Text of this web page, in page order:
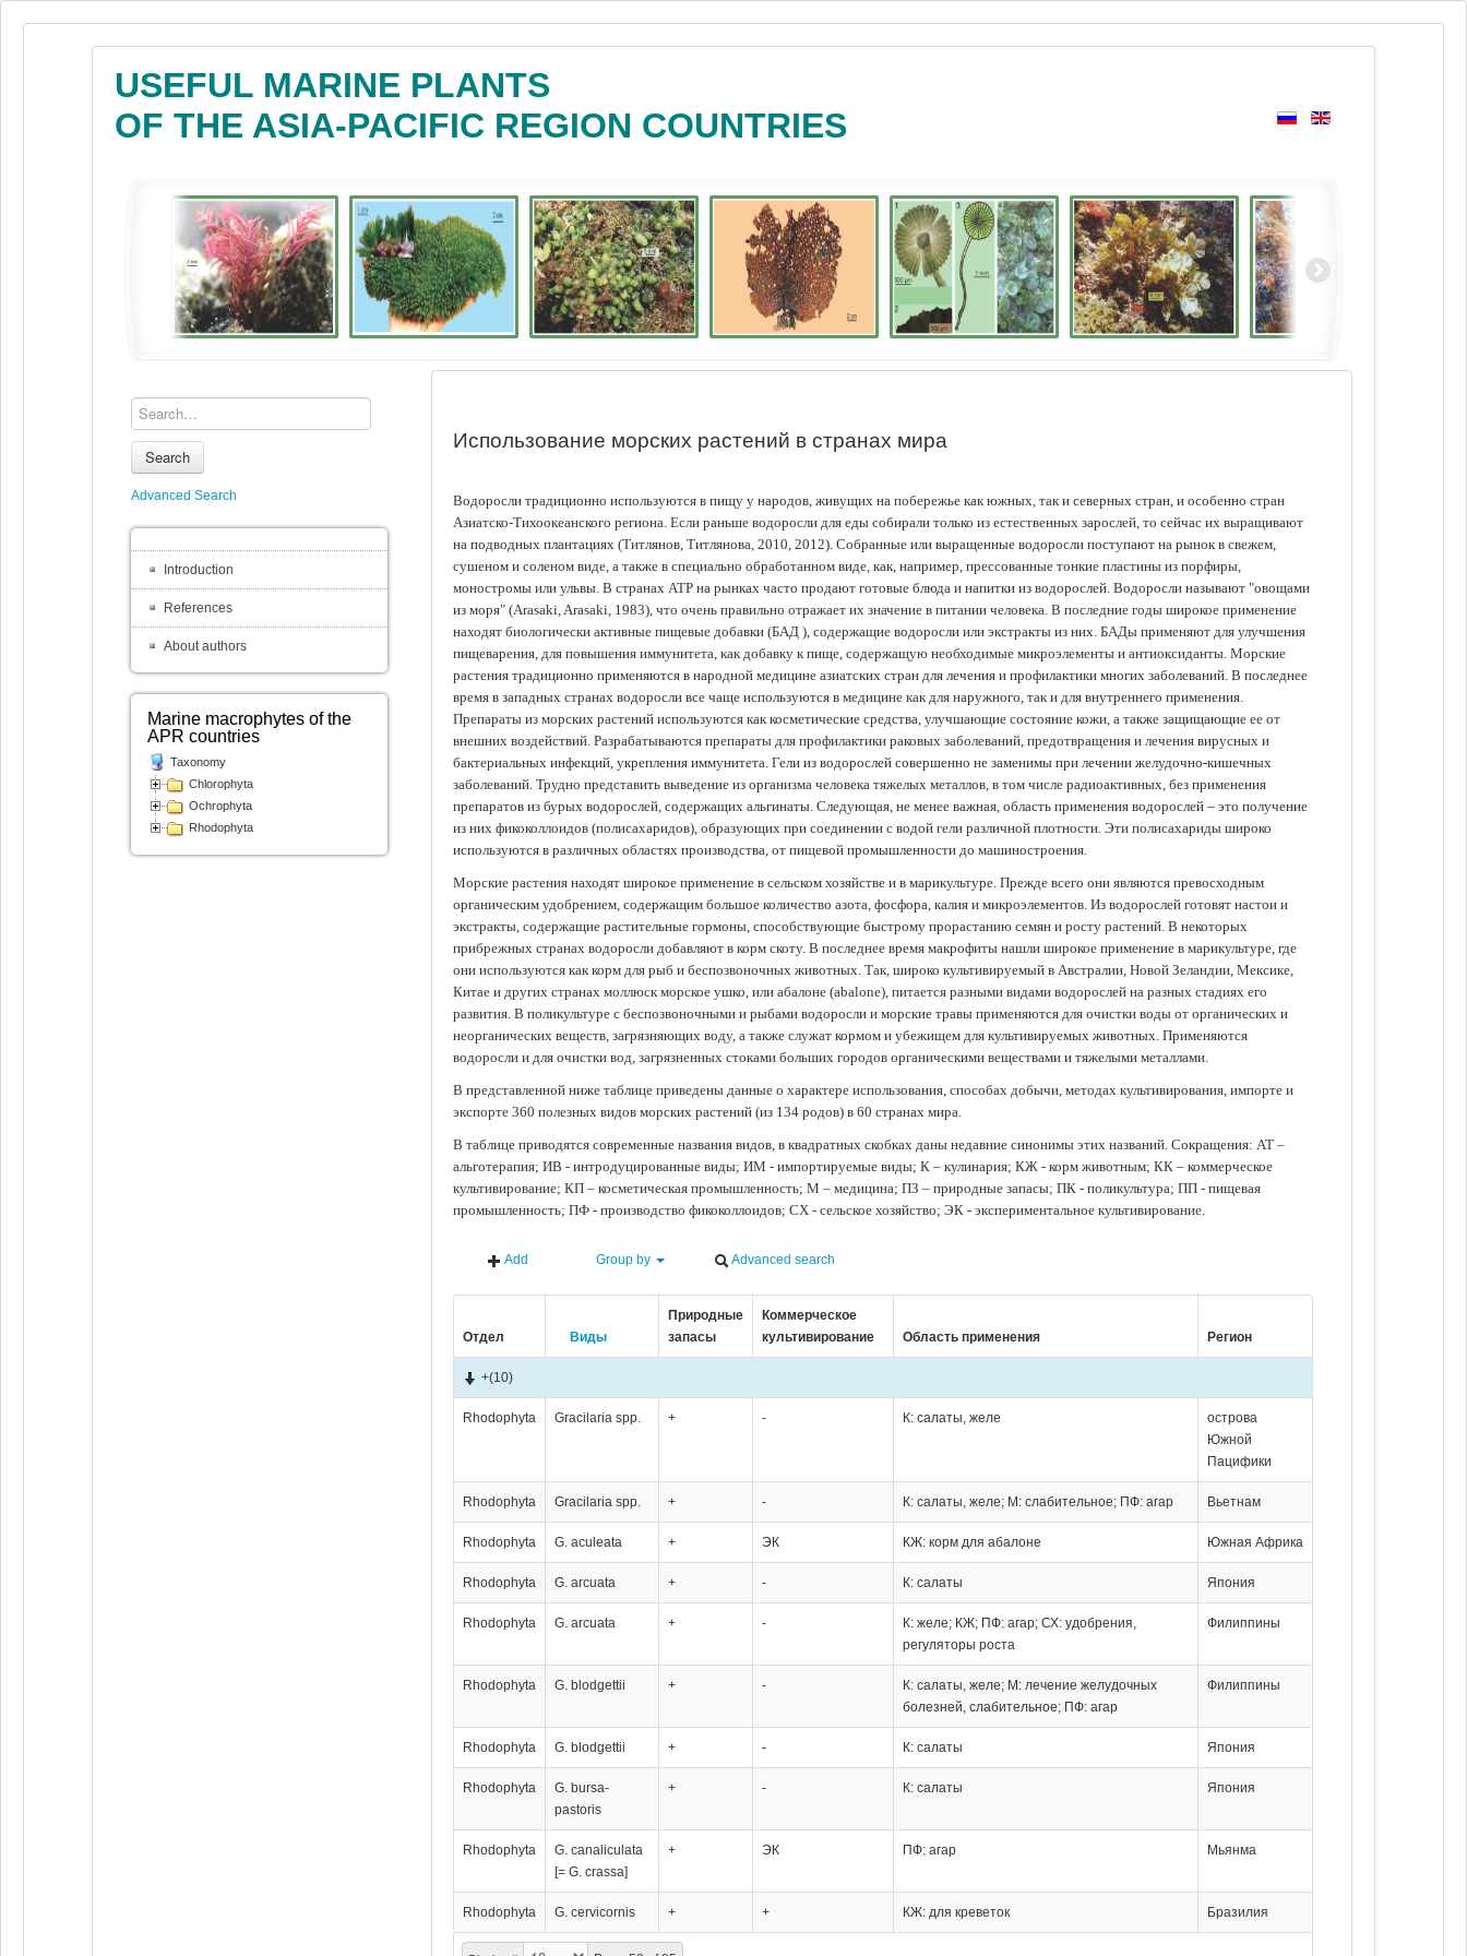
USEFUL MARINE PLANTS
OF THE ASIA-PACIFIC REGION COUNTRIES
Использование морских растений в странах мира
Водоросли традиционно используются в пищу у народов, живущих на побережье как южных, так и северных стран, и особенно стран
Азиатско-Тихоокеанского региона. Если раньше водоросли для еды собирали только из естественных зарослей, то сейчас их выращивают
на подводных плантациях (Tитлянов, Титлянова, 2010, 2012). Собранные или выращенные водоросли поступают на рынок в свежем,
сушеном и соленом виде, а также в специально обработанном виде, как, например, прессованные тонкие пластины из порфиры,
моностромы или ульвы. В странах АТР на рынках часто продают готовые блюда и напитки из водорослей. Водоросли называют "овощами
из моря" (Arasaki, Arasaki, 1983), что очень правильно отражает их значение в питании человека. В последние годы широкое применение
находят биологически активные пищевые добавки (БАД ), содержащие водоросли или экстракты из них. БАДы применяют для улучшения
пищеварения, для повышения иммунитета, как добавку к пище, содержащую необходимые микроэлементы и антиоксиданты. Морские
растения традиционно применяются в народной медицине азиатских стран для лечения и профилактики многих заболеваний. В последнее
время в западных странах водоросли все чаще используются в медицине как для наружного, так и для внутреннего применения.
Препараты из морских растений используются как косметические средства, улучшающие состояние кожи, а также защищающие ее от
внешних воздействий. Разрабатываются препараты для профилактики раковых заболеваний, предотвращения и лечения вирусных и
бактериальных инфекций, укрепления иммунитета. Гели из водорослей совершенно не заменимы при лечении желудочно-кишечных
заболеваний. Трудно представить выведение из организма человека тяжелых металлов, в том числе радиоактивных, без применения
препаратов из бурых водорослей, содержащих альгинаты. Следующая, не менее важная, область применения водорослей – это получение
из них фикоколлоидов (полисахаридов), образующих при соединении с водой гели различной плотности. Эти полисахариды широко
используются в различных областях производства, от пищевой промышленности до машиностроения.
Морские растения находят широкое применение в сельском хозяйстве и в марикультуре. Прежде всего они являются превосходным
органическим удобрением, содержащим большое количество азота, фосфора, калия и микроэлементов. Из водорослей готовят настои и
экстракты, содержащие растительные гормоны, способствующие быстрому прорастанию семян и росту растений. В некоторых
прибрежных странах водоросли добавляют в корм скоту. В последнее время макрофиты нашли широкое применение в марикультуре, где
они используются как корм для рыб и беспозвоночных животных. Так, широко культивируемый в Австралии, Новой Зеландии, Мексике,
Китае и других странах моллюск морское ушко, или абалоне (abalone), питается разными видами водорослей на разных стадиях его
развития. В поликультуре с беспозвоночными и рыбами водоросли и морские травы применяются для очистки воды от органических и
неорганических веществ, загрязняющих воду, а также служат кормом и убежищем для культивируемых животных. Применяются
водоросли и для очистки вод, загрязненных стоками больших городов органическими веществами и тяжелыми металлами.
В представленной ниже таблице приведены данные о характере использования, способах добычи, методах культивирования, импорте и
экспорте 360 полезных видов морских растений (из 134 родов) в 60 странах мира.
В таблице приводятся современные названия видов, в квадратных скобках даны недавние синонимы этих названий. Сокращения: АТ –
альготерапия; ИВ - интродуцированные виды; ИМ - импортируемые виды; К – кулинария; КЖ - корм животным; КК – коммерческое
культивирование; КП – косметическая промышленность; М – медицина; ПЗ – природные запасы; ПК - поликультура; ПП - пищевая
промышленность; ПФ - производство фикоколлоидов; СХ - сельское хозяйство; ЭК - экспериментальное культивирование.
Add Group by Advanced search
Отдел Виды
Природные
запасы
Коммерческое
культивирование
Область применения Регион
+(10)
Rhodophyta Gracilaria spp. + - К: салаты, желе
острова
Южной
Пацифики
Rhodophyta Gracilaria spp. + - К: салаты, желе; М: слабительное; ПФ: агар Вьетнам
Rhodophyta G. aculeata + ЭК КЖ: корм для абалоне Южная Африка
Rhodophyta G. arcuata + - К: салаты Япония
Rhodophyta G. arcuata + -
К: желе; КЖ; ПФ: агар; СХ: удобрения,
регуляторы роста
Филиппины
Rhodophyta G. blodgettii + -
К: салаты, желе; М: лечение желудочных
болезней, слабительное; ПФ: агар
Филиппины
Rhodophyta G. blodgettii + - К: салаты Япония
Rhodophyta
G. bursa-
pastoris
+ - К: салаты Япония
Rhodophyta
G. canaliculata
[= G. crassa]
+ ЭК ПФ: агар Мьянма
Rhodophyta G. cervicornis + + КЖ: для креветок Бразилия
Search
Advanced Search
Introduction
References
About authors
Marine macrophytes of the
APR countries
Taxonomy
Chlorophyta
Ochrophyta
Rhodophyta